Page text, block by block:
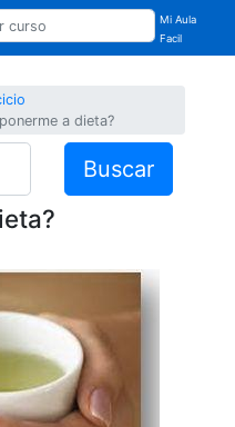
Mi Aula
Facil
a dieta?
Buscar